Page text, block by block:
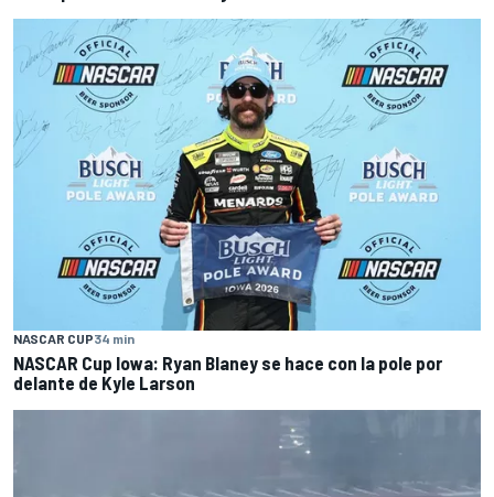
NASCAR CUP34 min
NASCAR Cup Iowa: Ryan Blaney se hace con la pole por
delante de Kyle Larson